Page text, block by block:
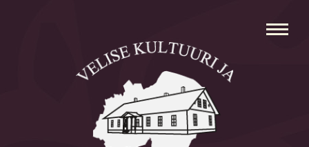
Avaleht
Aleksei Parnabas